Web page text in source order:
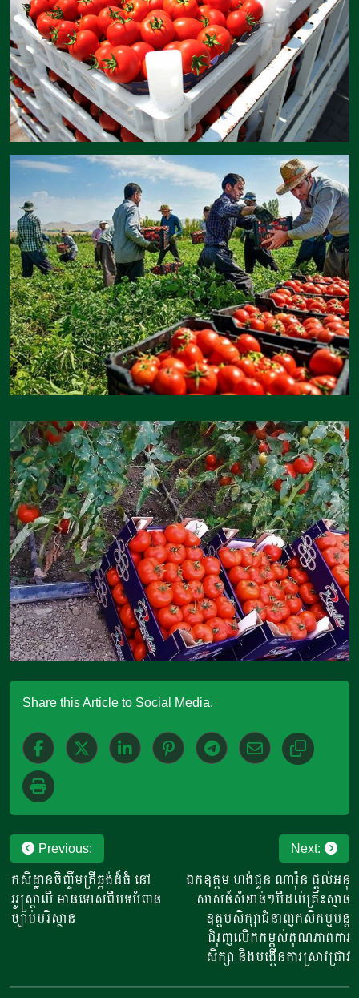
Share this Article to Social Media.
Post
navigation
Previous:
កសិដ្ឋានចិញ្ចឹមត្រីឆ្ពង់ដ៏ធំ នៅ
អូស្ត្រាលី មានទោសពីបទបំពាន
ច្បាប់បរិស្ថាន
Next:
ឯកឧត្តម ហង់ជួន ណារ៉ុន ផ្តល់អនុ
សាសន៍សំខាន់ៗបីដល់គ្រឹះស្ថាន
ឧត្តមសិក្សាជំនាញកសិកម្មបន្ត
ជំរុញលើកកម្ពស់គុណភាពការ
សិក្សា និងបង្កើនការស្រាវជ្រាវ